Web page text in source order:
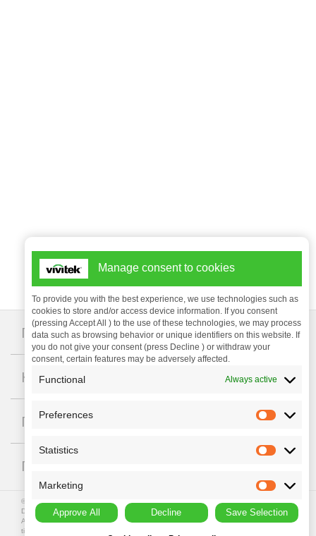
Проекторы +
Компания +
Поддержка +
ГДЕ КУПИТЬ
© Copyright 2023 Vivitek. Vivitek is a registered trademark of
Delta Electronics, Inc.
All programme specifications are subject to change at any
time. All rights reserved.
Manage consent to cookies
To provide you with the best experience, we use technologies such as
cookies to store and/or access device information. If you consent
(pressing Accept All ) to the use of these technologies, we may process
data such as browsing behavior or unique identifiers on this website. If
you do not give your consent (press Decline ) or withdraw your
consent, certain features may be adversely affected.
Functional Always active
Preferences
Statistics
Marketing
Approve All Decline Save Selection